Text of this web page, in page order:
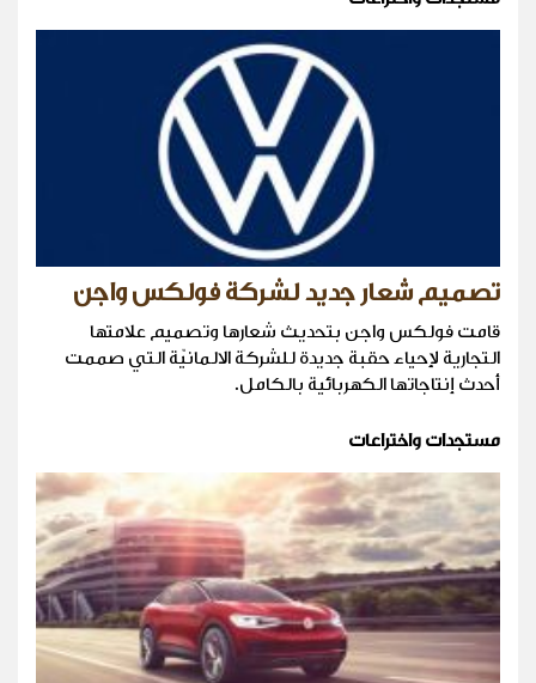
تصميم شعار جديد لشركة فولكس واجن
قامت فولكس واجن بتحديث شعارها وتصميم علامتها
التجارية لإحياء حقبة جديدة للشركة الالمانيّة التي صممت
أحدث إنتاجاتها الكهربائية بالكامل.
مستجدات واختراعات